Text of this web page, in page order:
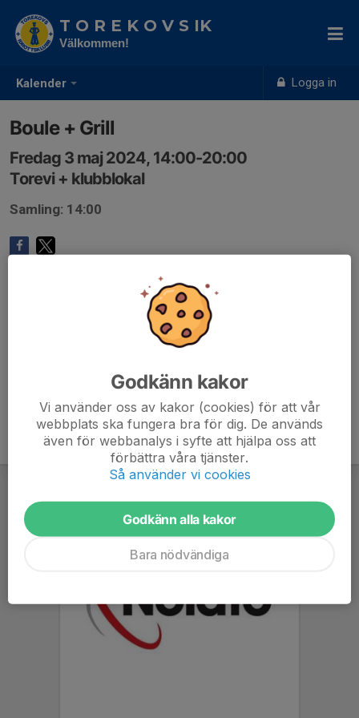
Kalender Logga in
T O R E K O V S IK
Välkommen!
Boule + Grill
Fredag 3 maj 2024, 14:00-20:00
Torevi + klubblokal
Samling: 14:00
Godkänn kakor
Vi använder oss av kakor (cookies) för att vår
webbplats ska fungera bra för dig. De används
även för webbanalys i syfte att hjälpa oss att
förbättra våra tjänster.
Så använder vi cookies
Godkänn alla kakor
Bara nödvändiga